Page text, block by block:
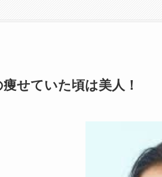
せていた頃は美人！